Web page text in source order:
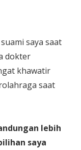
saya saat
dokter
khawatir
saat
lebih
saya